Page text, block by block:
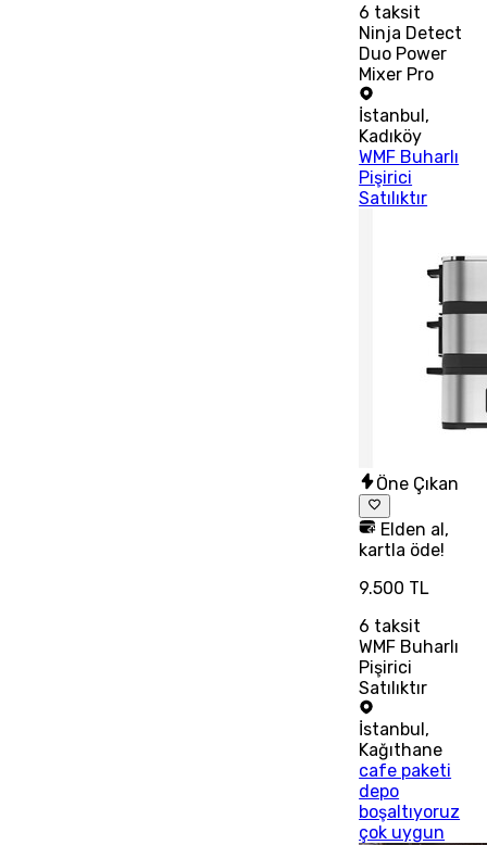
6 taksit
Ninja Detect
Duo Power
Mixer Pro
İstanbul,
Kadıköy
WMF Buharlı
Pişirici
Satılıktır
Öne Çıkan
Elden al,
kartla öde!
9.500 TL
6 taksit
WMF Buharlı
Pişirici
Satılıktır
İstanbul ,
Kağıthane
cafe paketi
depo
boşaltıyoruz
çok uygun